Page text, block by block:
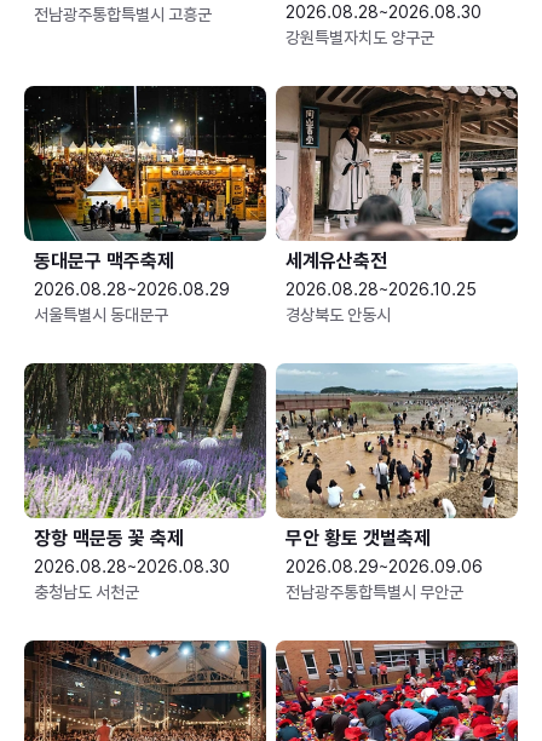
전남광주통합특별시 고흥군
2026.08.28~2026.08.30
강원특별자치도 양구군
동대문구 맥주축제
2026.08.28~2026.08.29
서울특별시 동대문구
세계유산축전
2026.08.28~2026.10.25
경상북도 안동시
장항 맥문동 꽃 축제
2026.08.28~2026.08.30
충청남도 서천군
무안 황토 갯벌축제
2026.08.29~2026.09.06
전남광주통합특별시 무안군